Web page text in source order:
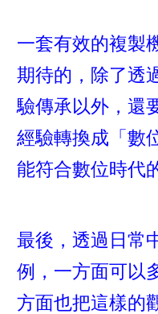
一套有效的複製
期待的，除了透
驗傳承以外，還
經驗轉換成「數
能符合數位時代
最後，透過日常
例，一方面可以
方面也把這樣的